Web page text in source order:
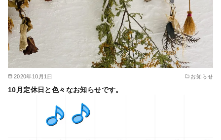
2020年10月1日 お知らせ
10月定休日と色々なお知らせです。